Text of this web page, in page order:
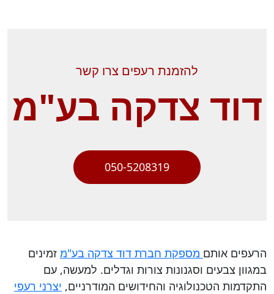
להזמנת רעפים צרו קשר
דוד צדקה בע"מ
050-5208319
הרעפים אותם מספקת חברת דוד צדקה בע"מ זמינים
במגוון צבעים וסגנונות צורות וגדלים. למעשה, עם
התקדמות הטכנולוגיה והחידושים המודרניים, יצרני רעפי